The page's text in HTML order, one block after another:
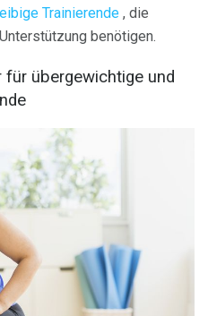
Trainierende , die
benötigen.
für übergewichtige und